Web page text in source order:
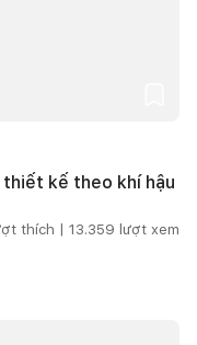
thiết kế theo khí hậu
thích | 13.359 lượt xem